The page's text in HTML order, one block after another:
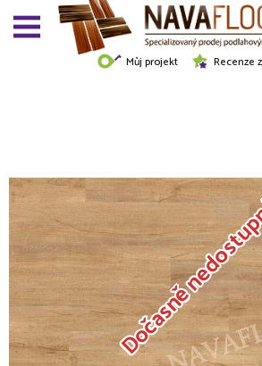
Můj projekt Recenze
Dočasně